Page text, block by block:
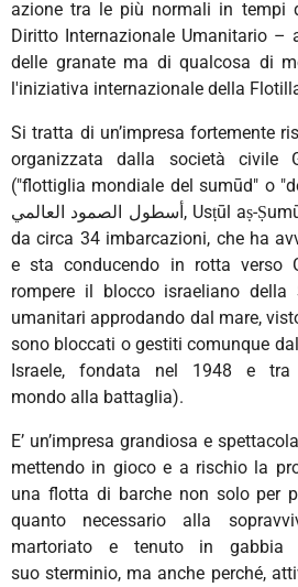
azione tra le più normali in tempi
Diritto Internazionale Umanitario –
delle granate ma di qualcosa di
l'iniziativa internazionale della
Si tratta di un’impresa fortemente
organizzata dalla società civile
("flottiglia mondiale del sumūd" o
أسطول الصمود العالمي‎, Usṭūl aṣ-Ṣumūd al-ʿĀlamī), composta
da circa 34 imbarcazioni, che ha
e sta conducendo in rotta verso
rompere il blocco israeliano
umanitari approdando dal mare,
sono bloccati o gestiti comunque
Israele, fondata nel 1948 e
mondo alla battaglia).
E’ un’impresa grandiosa e
mettendo in gioco e a rischio la
una flotta di barche non solo per
quanto necessario alla
martoriato e tenuto in
suo sterminio, ma anche perché,